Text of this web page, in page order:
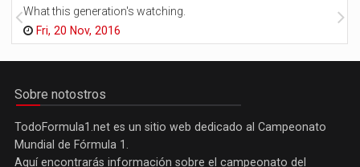
What this generation's watching.
Fri, 20 Nov, 2016
Sobre notostros
TodoFormula1.net es un sitio web dedicado al Campeonato
Mundial de Fórmula 1.
Aquí encontrarás información sobre el campeonato del